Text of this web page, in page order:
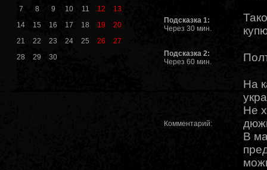
7
8 9 10 11 12
13
14
15 16 17 18 19
20
21
22 23 24 25 26
27
28
29 30
Подсказка 1:
Через 30 мин.
Подсказка 2:
Через 60 мин.
Комментарий:
На
Не
В